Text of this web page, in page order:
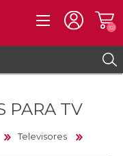
(0)
PARA TV
Televisores